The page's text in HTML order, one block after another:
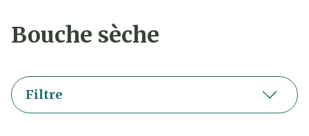
Bouche sèche
Filtre